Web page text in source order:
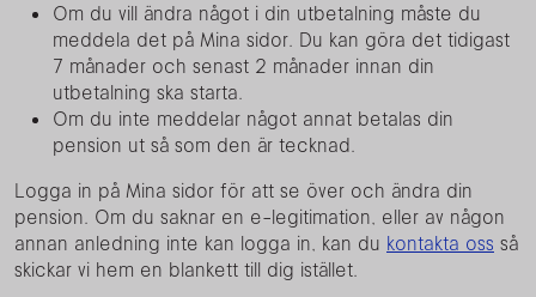
Om du vill ändra något i din utbetalning måste du
meddela det på Mina sidor. Du kan göra det tidigast
7 månader och senast 2 månader innan din
utbetalning ska starta.
Om du inte meddelar något annat betalas din
pension ut så som den är tecknad.
Logga in på Mina sidor för att se över och ändra din
pension. Om du saknar en e-legitimation, eller av någon
annan anledning inte kan logga in, kan du kontakta oss så
skickar vi hem en blankett till dig istället.